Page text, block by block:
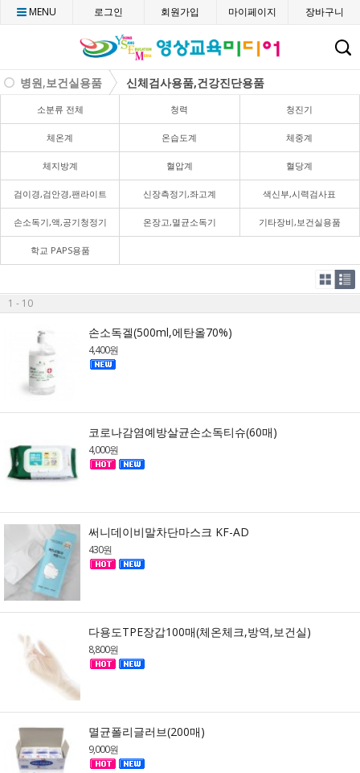
CMENU 로그인 회원가입 마이페이지 장바구니
병원,보건실용품 신체검사용품,건강진단용품
소분류 전체 청력 청진기
체온계 온습도계 체중계
체지방계 혈압계 혈당계
검이경,검안경,팬라이트 신장측정기,좌고계 색신부,시력검사표
손소독기,액,공기청정기 온장고,멸균소독기 기타장비,보건실용품
학교 PAPS용품
1 - 10
손소독겔(500ml,에탄올70%)
4,400원
코로나감염예방살균손소독티슈(60매)
4,000원
써니데이비말차단마스크 KF-AD
430원
다용도TPE장갑100매(체온체크,방역,보건실)
8,800원
멸균폴리글러브(200매)
9,000원